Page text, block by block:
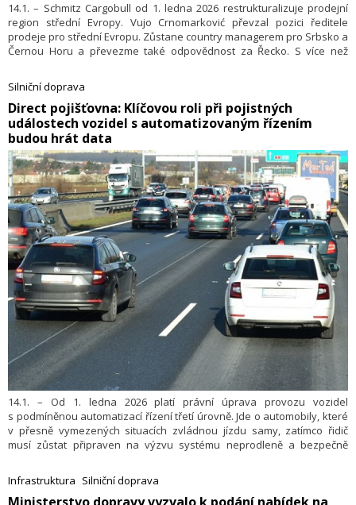
14.1. – Schmitz Cargobull od 1. ledna 2026 restruktu­ralizuje prodejní
region střední Evropy. Vujo Crnomarković převzal pozici ředitele
prodeje pro střední Evropu. Zůstane country managerem pro Srbsko a
Černou Horu a převezme také odpovědnost za Řecko. S více než
znalostmi trhu má ideální kvalifikace pro úspěšný rozvoj prodejního
regionu střední Evropy. Společnost o tom informovala v tiskové
zprávě.
Silniční doprava
​Direct pojišťovna: Klíčovou roli při pojistných
událostech vozidel s automatizovaným řízením
budou hrát data
14.1. – Od 1. ledna 2026 platí právní úprava provozu vozidel
s podmíněnou automatizací řízení třetí úrovně. Jde o automobily, které
v přesně vymezených situacích zvládnou jízdu samy, zatímco řidič
musí zůstat připraven na výzvu systému neprodleně a bezpečně
Infrastruktura Silniční doprava
​Ministerstvo dopravy vyzvalo k podání nabídek na